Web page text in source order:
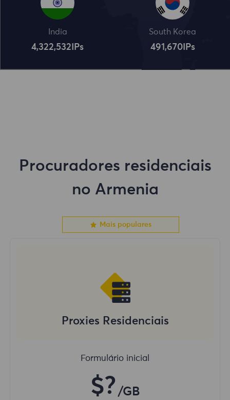
India
4,322,534 IPs
South Korea
491,672IPs
Procuradores residenciais
no Armenia
Mais populares
Proxies Residenciais
Formulário inicial
$? /GB